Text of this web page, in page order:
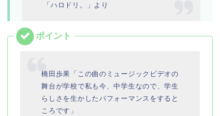
「ハロドリ。」より
橋田歩果「この曲のミュージックビデオの
舞台が学校で私も今、中学生なので、学生
らしさを生かしたパフォーマンスをすると
ころです」